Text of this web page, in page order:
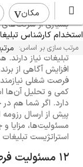
مکان
استخدام کارشناس
مرتب سازی بر اساس:
راهنمای
بسیاری از شرکت‌های
رسانه‌ها و شرکت‌های
کمپین‌های
تبلیغات نیاز
افزایش آگاهی از
فرصت شغلی نیازمند
کمی و تحلیل آن‌ها
دارد. اگر شما هم
پیش از ارسال رزومه
مسئولیت‌ها، مزایا
استراتژیست تبلیغات
12 مسئولیت فرصت شغلی Advertising Specialist